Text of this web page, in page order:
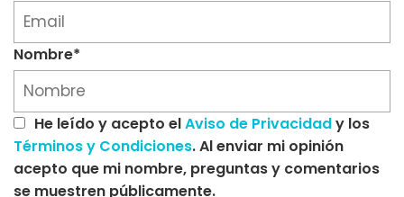
Nombre*
He leído y acepto elAviso de Privacidady los
Términos y Condiciones. Al enviar mi opinión
acepto que mi nombre, preguntas y comentarios
se muestren públicamente.